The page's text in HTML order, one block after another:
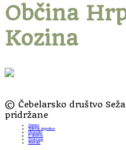
Občina
Kozina
© Čebelarsko društvo
pridržane
Domov
Koledar dogodkov
Obvestila
O društvu
Povezave
Kontakt